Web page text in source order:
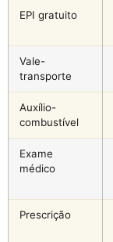
EPI gratuito
Vale-
transporte
Auxílio-
combustível
Exame
médico
Prescrição